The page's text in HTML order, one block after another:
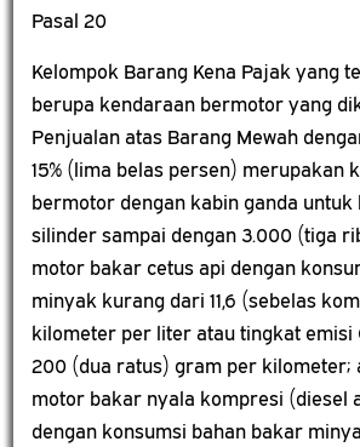
Pasal 20
Kelompok Barang Kena Pajak yang
berupa kendaraan bermotor yang
Penjualan atas Barang Mewah
15% (lima belas persen) merupakan
bermotor dengan kabin ganda untuk
silinder sampai dengan 3.000 (tiga
motor bakar cetus api dengan
minyak kurang dari 11,6 (sebelas
kilometer per liter atau tingkat emisi
200 (dua ratus) gram per kilometer;
motor bakar nyala kompresi (diesel
dengan konsumsi bahan bakar